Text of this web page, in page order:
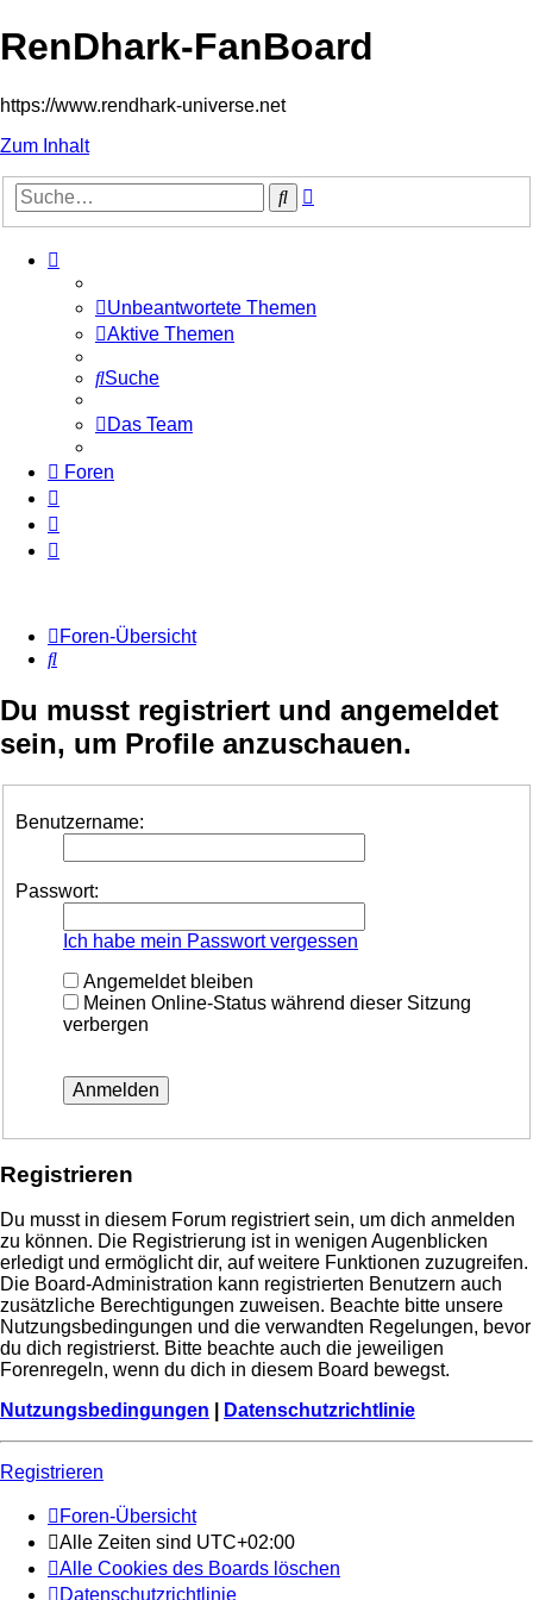
RenDhark-FanBoard
https://www.rendhark-universe.net
Zum Inhalt
Suche
Unbeantwortete Themen
Aktive Themen
Suche
Das Team
Foren
Foren-Übersicht
Suche
Du musst registriert und angemeldet
sein, um Profile anzuschauen.
Benutzername:
Passwort:
Ich habe mein Passwort vergessen
Angemeldet bleiben
Meinen Online-Status während dieser Sitzung
verbergen
Registrieren
Du musst in diesem Forum registriert sein, um dich anmelden
zu können. Die Registrierung ist in wenigen Augenblicken
erledigt und ermöglicht dir, auf weitere Funktionen zuzugreifen.
Die Board-Administration kann registrierten Benutzern auch
zusätzliche Berechtigungen zuweisen. Beachte bitte unsere
Nutzungsbedingungen und die verwandten Regelungen, bevor
du dich registrierst. Bitte beachte auch die jeweiligen
Forenregeln, wenn du dich in diesem Board bewegst.
Nutzungsbedingungen
Datenschutzrichtlinie
Registrieren
Foren-Übersicht
Alle Zeiten sind UTC+02:00
Alle Cookies des Boards löschen
Datenschutzrichtlinie